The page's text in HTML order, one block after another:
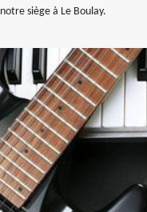
siège à Le Boulay.